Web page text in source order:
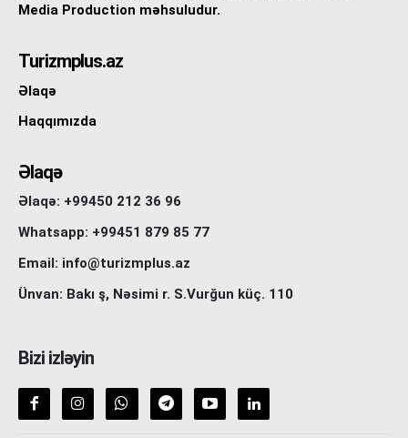
Media Production məhsuludur.
Turizmplus.az
Əlaqə
Haqqımızda
Əlaqə
Əlaqə: +99450 212 36 96
Whatsapp: +99451 879 85 77
Email: info@turizmplus.az
Ünvan: Bakı ş, Nəsimi r. S.Vurğun küç. 110
Bizi izləyin